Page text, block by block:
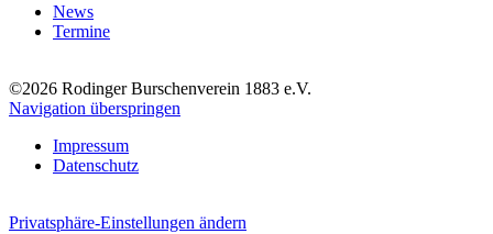
News
Termine
©2026 Rodinger Burschenverein 1883 e.V.
Navigation überspringen
Impressum
Datenschutz
Privatsphäre-Einstellungen ändern